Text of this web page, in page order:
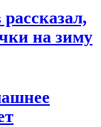
на зиму